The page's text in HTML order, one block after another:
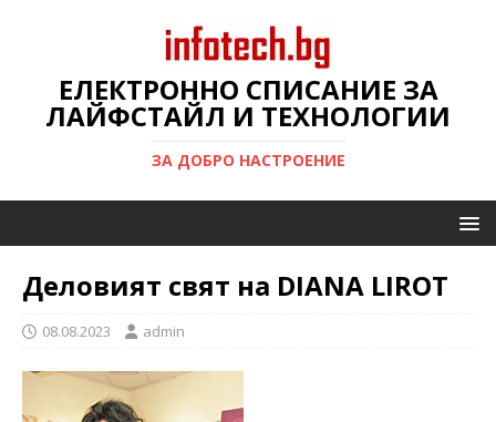
ЕЛЕКТРОННО СПИСАНИЕ ЗА
ЛАЙФСТАЙЛ И ТЕХНОЛОГИИ
ЗА ДОБРО НАСТРОЕНИЕ
Деловият свят на DIANA LIROT
08.08.2023 admin